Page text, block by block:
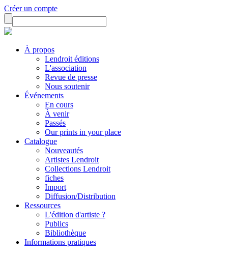
Créer un compte
À propos
Lendroit éditions
L'association
Revue de presse
Nous soutenir
Événements
En cours
À venir
Passés
Our prints in your place
Catalogue
Nouveautés
Artistes Lendroit
Collections Lendroit
fiches
Import
Diffusion/Distribution
Ressources
L'édition d'artiste ?
Publics
Bibliothèque
Informations pratiques